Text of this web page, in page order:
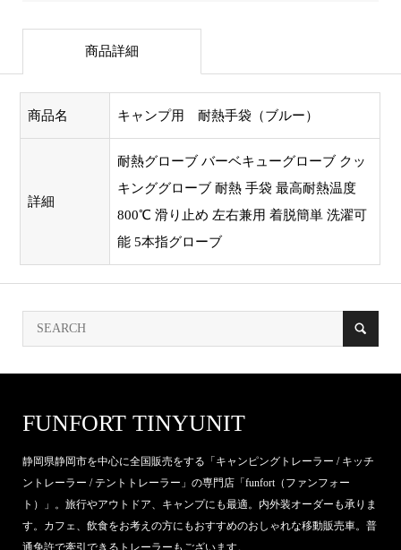
商品詳細
商品名 キャンプ用 耐熱手袋（ブルー）
詳細
耐熱グローブ バーベキューグローブ クッ
キンググローブ 耐熱 手袋 最高耐熱温度
800℃ 滑り止め 左右兼用 着脱簡単 洗濯可
能 5本指グローブ
FUNFORT TINYUNIT
静岡県静岡市を中心に全国販売をする「キャンピングトレーラー / キッチ
ントレーラー / テントトレーラー」の専門店「funfort（ファンフォー
ト）」。旅行やアウトドア、キャンプにも最適。内外装オーダーも承りま
す。カフェ、飲食をお考えの方にもおすすめのおしゃれな移動販売車。普
通免許で牽引できるトレーラーもございます。